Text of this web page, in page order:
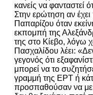
κανείς να φανταστεί
Στην ερώτηση αν
Παπαρίζου όταν
εκπομπή της
της στο Κίεβο, λόγω
Πασχαλίδου λέει:
γεγονός ότι
μπορεί να το
γραμμή της ΕΡΤ ή
προσπαθούσαν να